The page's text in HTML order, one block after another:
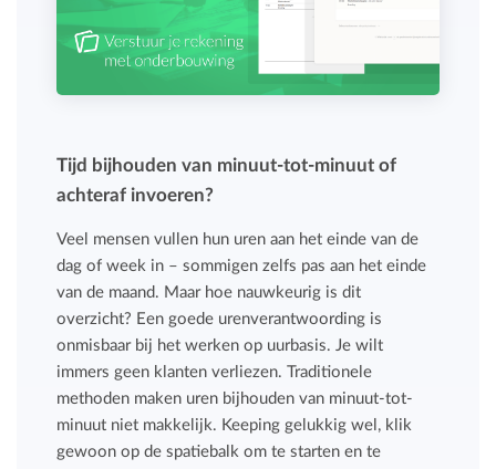
Tijd bijhouden van minuut-tot-minuut of
achteraf invoeren?
Veel mensen vullen hun uren aan het einde van de
dag of week in – sommigen zelfs pas aan het einde
van de maand. Maar hoe nauwkeurig is dit
overzicht? Een goede urenverantwoording is
onmisbaar bij het werken op uurbasis. Je wilt
immers geen klanten verliezen. Traditionele
methoden maken uren bijhouden van minuut-tot-
minuut niet makkelijk. Keeping gelukkig wel, klik
gewoon op de spatiebalk om te starten en te